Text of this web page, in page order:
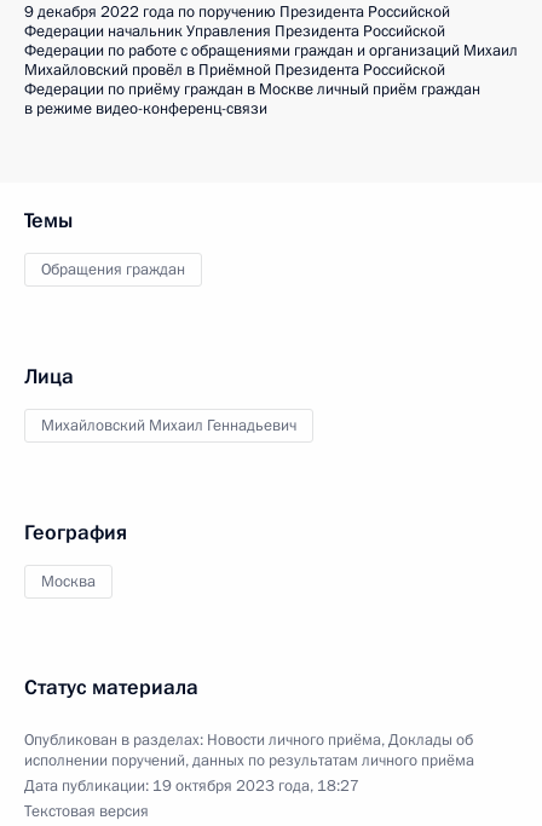
9 декабря 2022 года по поручению Президента Российской
Федерации начальник Управления Президента Российской
Федерации по работе с обращениями граждан и организаций Михаил
Михайловский провёл в Приёмной Президента Российской
Федерации по приёму граждан в Москве личный приём граждан
в режиме видео-конференц-связи
Темы
Обращения граждан
Лица
Михайловский Михаил Геннадьевич
География
Москва
Статус материала
Опубликован в разделах: Новости личного приёма,Доклады об
исполнении поручений, данных по результатам личного приёма
Дата публикации: 19 октября 2023 года, 18:27
Текстовая версия